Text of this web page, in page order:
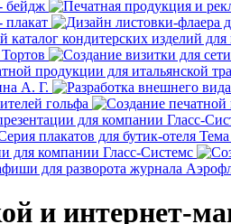
и интернет-